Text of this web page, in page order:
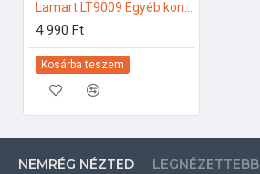
4 990 Ft
Kosárba teszem
NEMRÉG NÉZTED LEGNÉZETTEBB